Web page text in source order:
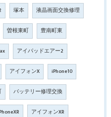
塚本 液晶画面交換修理
曽根東町 豊南町東
アイパッドエアー2
アイフォンX iPhone10
バッテリー修理交換
アイフォンXR